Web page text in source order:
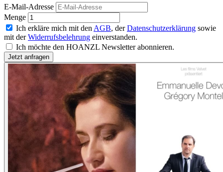
E-Mail-Adresse
Menge
Ich erkläre mich mit den AGB, derDatenschutzerklärung sowie
mit derWiderrufsbelehrung einverstanden.
Ich möchte den HOANZL Newsletter abonnieren.